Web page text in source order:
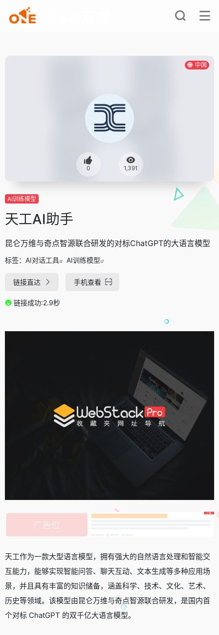
中国
0 1,391
AI训练模型
天工AI助手
昆仑万维与奇点智源联合研发的对标ChatGPT的大语言模型
标签： AI对话工具 AI训练模型
链接直达 手机查看
链接成功:2.9秒
天工作为一款大型语言模型，拥有强大的自然语言处理和智能交
互能力，能够实现智能问答、聊天互动、文本生成等多种应用场
景，并且具有丰富的知识储备，涵盖科学、技术、文化、艺术、
历史等领域。该模型由昆仑万维与奇点智源联合研发，是国内首
个对标 ChatGPT 的双千亿大语言模型。